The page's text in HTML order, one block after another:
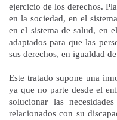
ejercicio de los derechos.
en la sociedad, en el
en el sistema de salud, en
adaptados para que las
sus derechos, en igualdad
Este tratado supone una
ya que no parte desde el
solucionar las
relacionados con su